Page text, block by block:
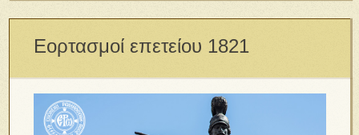
Εορτασμοί επετείου 1821